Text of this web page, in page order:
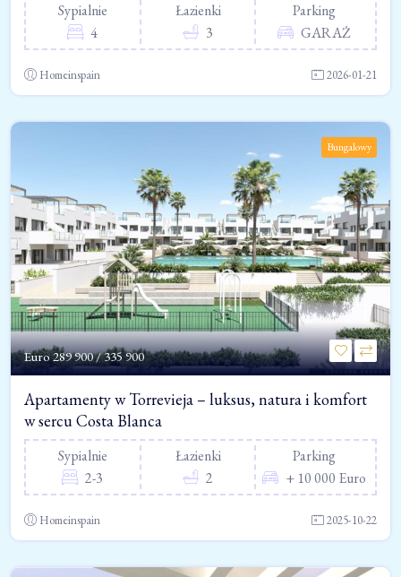
Sypialnie
4
Łazienki
3
Parking
GARAŻ
Homeinspain 2026-01-21
Bungalowy
Euro289 900 / 335 900
Apartamenty w Torrevieja – luksus, natura i komfort
w sercu Costa Blanca
Sypialnie
2-3
Łazienki
2
Parking
+ 10 000 Euro
Homeinspain 2025-10-22